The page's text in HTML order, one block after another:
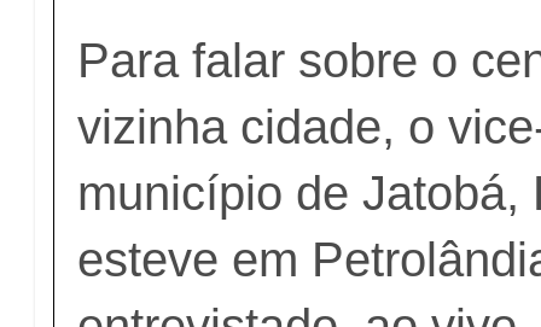
Para falar sobre o
vizinha cidade, o
município de Jatobá,
esteve em